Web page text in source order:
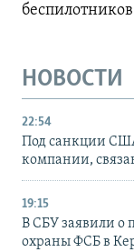
беспилотников
НОВОСТИ
22:54
Под санкции
компании,
19:15
В СБУ заявили о
охраны ФСБ в